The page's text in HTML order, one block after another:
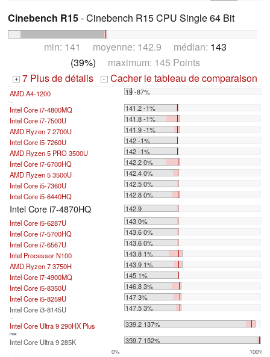
Cinebench R15- Cinebench R15 CPU Single 64 Bit
min: 141 moyenne: 142.9 médian: 143
(39%) maximum: 145 Points
+ 7 Plus de détails - Cacher le tableau de comparaison
AMD A4-1200 19 -87%
...
Intel Core i7-4800MQ
141.2 -1%
Intel Core i7-7500U
141.8 -1%
AMD Ryzen 7 2700U
141.9 -1%
Intel Core i5-7260U
142 -1%
AMD Ryzen 5 PRO 3500U
142 -1%
Intel Core i7-6700HQ
142.2 0%
AMD Ryzen 5 3500U
142.4 0%
Intel Core i5-7360U
142.5 0%
Intel Core i5-6440HQ
142.8 0%
Intel Core i7-4870HQ
142.9
Intel Core i5-6287U
143 0%
Intel Core i7-5700HQ
143.6 0%
Intel Core i7-6567U
143.6 0%
Intel Processor N100
143.8 1%
AMD Ryzen 7 3750H
143.9 1%
Intel Core i7-4900MQ
145 1%
Intel Core i5-8350U
146.8 3%
Intel Core i5-8259U
147 3%
Intel Core i3-8145U
147.5 3%
...
Intel Core Ultra 9 290HX Plus 339.2 137%
max:
Intel Core Ultra 9 285K 359.7 152%
0% 100%